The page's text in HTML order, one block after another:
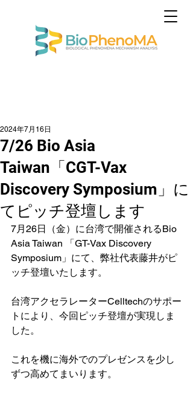
7/26 Bio Asia
Taiwan「CGT-Vax
Discovery Symposium」に
てピッチ登壇します
2024年7月16日
7月26日（金）に台湾で開催されるBio
Asia Taiwan 「GT-Vax Discovery
Symposium」にて、弊社代表藤井がピ
ッチ登壇いたします。
台湾アクセラレーターCelltechのサポー
トにより、今回ピッチ登壇が実現しま
した。
これを機に海外でのプレゼンスを少し
ずつ高めてまいります。